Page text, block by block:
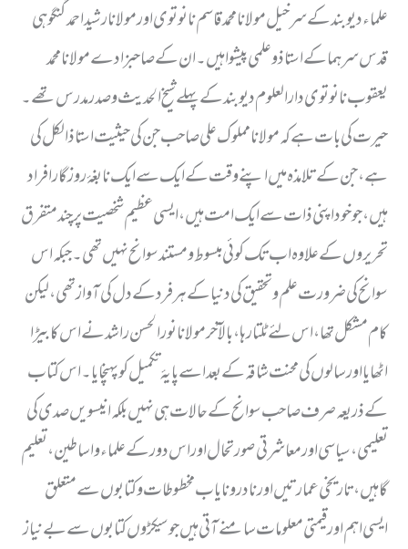
علماء دیوبند کے سرخیل مولانا محمد قاسم نانوتوی اور مولانا رشید احمد گنگوہی
قدس سرہما کے استاذ و علمی پیشوا ہیں ۔ان کے صاحبزادے مولانا محمد
یعقوب نانوتوی دارالعلوم دیوبند کے پہلے شیخ الحدیث وصدر مدرس تھے ۔
حیرت کی بات ہے کہ مولانا مملوک علی صاحب جن کی حیثیت استاذ الکل کی
ہے ، جن کے تلامذہ میں اپنے وقت کے ایک سے ایک نابغۂ روزگار افراد
ہیں ، جو خود اپنی ذات سے ایک امت ہیں ، ایسی عظیم شخصیت پر چند متفرق
تحریروں کے علاوہ اب تک کوئی مبسوط ومستند سوانح نہیں تھی ۔ جبکہ اس
سوانح کی ضرورت علم وتحقیق کی دنیا کے ہرفرد کے دل کی آواز تھی ، لیکن
کام مشکل تھا ، اس لئے ٹلتا رہا ،بالآخر مولانا نور الحسن راشد نے اس کا بیڑا
اٹھایا اور سالوں کی محنت شاقہ کے بعد اسے پایۂ تکمیل کو پہنچایا ۔ اس کتاب
کے ذریعہ صرف صاحب سوانح کے حالات ہی نہیں بلکہ انیسویں صدی کی
تعلیمی ، سیاسی اور معاشرتی صورتحال اور اس دور کے علماء واساطین ، تعلیم
گاہیں، تاریخی عمارتیں اور نادرونایاب مخطوطات وکتابوں سے متعلق
ایسی اہم اور قیمتی معلومات سامنے آتی ہیں جو سیکڑوں کتابوں سے بےنیاز